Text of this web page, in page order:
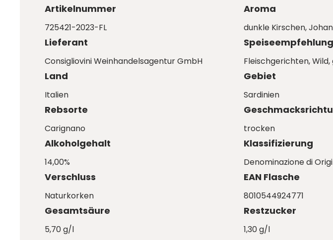
Artikelnummer
725421-2023-FL
Aroma
dunkle Kirschen,
Lieferant
Consigliovini Weinhandelsagentur GmbH
Speiseempfehlung
Fleischgerichten,
Land
Italien
Gebiet
Sardinien
Rebsorte
Carignano trocken
Alkoholgehalt
14,00%
Klassifizierung
Denominazione di
Verschluss
Naturkorken
EAN Flasche
8010544924771
Gesamtsäure
5,70 g/l
Restzucker
1,30 g/l